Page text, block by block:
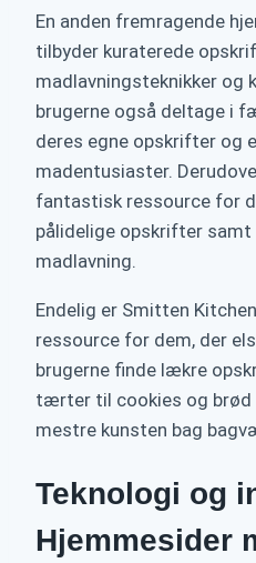
En anden fremragende
tilbyder kuraterede
madlavningsteknikker og
brugerne også deltage i
deres egne opskrifter og
madentusiaster.
fantastisk ressource for
pålidelige opskrifter
madlavning.
Endelig er Smitten
ressource for dem, der
brugerne finde lækre
tærter til cookies og
mestre kunsten bag
Teknologi og
Hjemmesider